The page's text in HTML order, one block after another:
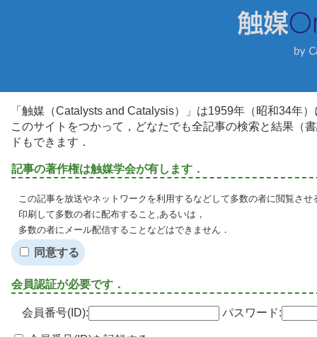
「触媒（Catalysts and Catalysis）」は1959年（昭和34年
このサイトをつかって，どなたでも全記事の検索と結果（
ドもできます．
記事の著作権は触媒学会が有します．
この記事を放送やネットワークを利用するなどして多数の者に閲覧させ
印刷して多数の者に配布すること,あるいは，
多数の者にメール配信することなどはできません．
同意する
会員認証が必要です．
会員番号(ID): パスワード: